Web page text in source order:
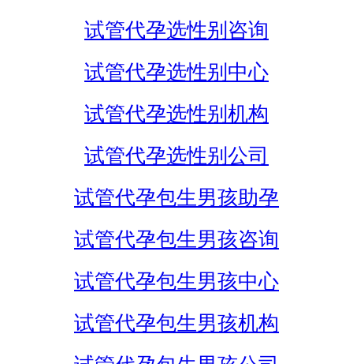
试管代孕选性别咨询
试管代孕选性别中心
试管代孕选性别机构
试管代孕选性别公司
试管代孕包生男孩助孕
试管代孕包生男孩咨询
试管代孕包生男孩中心
试管代孕包生男孩机构